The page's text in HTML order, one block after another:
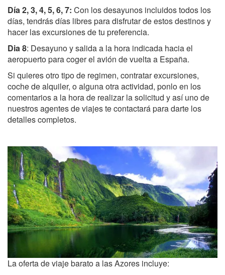
Día 2, 3, 4, 5, 6, 7: Con los desayunos incluidos todos los
días, tendrás días libres para disfrutar de estos destinos y
hacer las excursiones de tu preferencia.
Dia 8: Desayuno y salida a la hora indicada hacia el
aeropuerto para coger el avión de vuelta a España.
Si quieres otro tipo de regimen, contratar excursiones,
coche de alquiler, o alguna otra actividad, ponlo en los
comentarios a la hora de realizar la solicitud y así uno de
nuestros agentes de viajes te contactará para darte los
detalles completos.
La oferta de viaje barato a las Azores incluye: